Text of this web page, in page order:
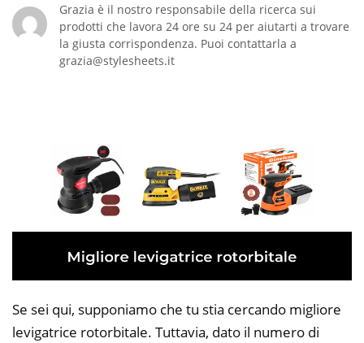
Grazia è il nostro responsabile della ricerca sui
prodotti che lavora 24 ore su 24 per aiutarti a trovare
la giusta corrispondenza. Puoi contattarla a
grazia@stylesheets.it
Se sei qui, supponiamo che tu stia cercando migliore
levigatrice rotorbitale. Tuttavia, dato il numero di